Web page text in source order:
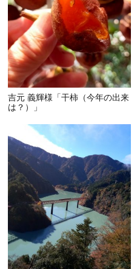
吉元 義輝様「干柿（今年の出来
は？）」